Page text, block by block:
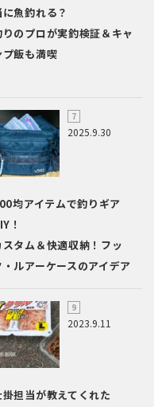
に魚釣れる？
りのプロが実釣検証＆キャ
プ飯も満喫
2025.9.30
均アイテムで釣りギア
！
スタム＆快適収納！フッ
・ルアーケースのアイデア
2023.9.11
掛担当が教えてくれた